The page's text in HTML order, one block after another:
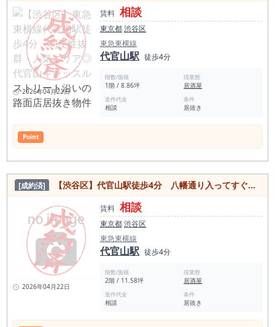
2026年04月22日
賃料 相談
東京都渋谷区
東急東横線
代官山駅 徒歩4分
階数/面積
1階 / 8.86坪
現業態
居酒屋
造作代金
相談
条件
居抜き
Point
[成約済] 【渋谷区】代官山駅徒歩4分 八幡通り入ってすぐの好立地！和食店居抜き店舗
2026年04月22日
賃料 相談
東京都渋谷区
東急東横線
代官山駅 徒歩4分
階数/面積
2階 / 11.58坪
現業態
居酒屋
造作代金
相談
条件
居抜き